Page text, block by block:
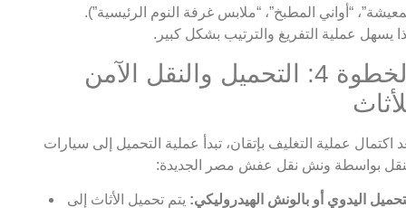
“أواني المطبخ”، “ملابس غرفة النوم الرئيسية”).
يسهل عملية التفريغ والترتيب بشكل كبير.
الخطوة 4: التحميل والنقل الآمن
اكتمال عملية التغليف بإتقان، تبدأ عملية التحميل إلى سيارات
بواسطة ونش نقل عفش مصر الجديدة:
اليدوي أو بالونش الهيدروليكي: يتم تحميل الأثاث إلى